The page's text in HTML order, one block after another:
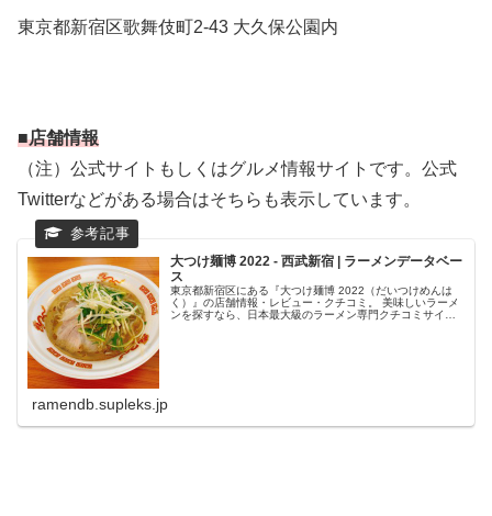
東京都新宿区歌舞伎町2-43 大久保公園内
■店舗情報
（注）公式サイトもしくはグルメ情報サイトです。公式
Twitterなどがある場合はそちらも表示しています。
大つけ麺博 2022 - 西武新宿 | ラーメンデータベー
ス
東京都新宿区にある『大つけ麺博 2022（だいつけめんは
く）』の店舗情報・レビュー・クチコミ。 美味しいラーメ
ンを探すなら、日本最大級のラーメン専門クチコミサイト
ramendb.supleks.jp